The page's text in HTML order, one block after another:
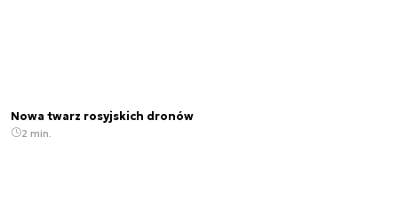
Nowa twarz rosyjskich dronów
2 min.